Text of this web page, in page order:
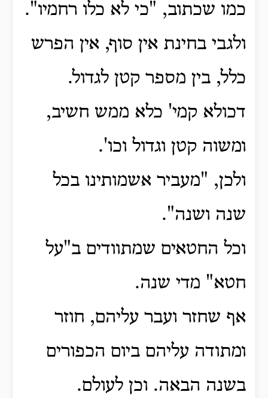
כמו שכתוב, "כי לא כלו רחמיו".
ולגבי בחינת אין סוף, אין הפרש
כלל, בין מספר קטן לגדול.
דכולא קמי' כלא ממש חשיב,
ומשוה קטן וגדול וכו'.
ולכן, "מעביר אשמותינו בכל
שנה ושנה".
וכל החטאים שמתוודים ב"על
חטא" מדי שנה.
אף שחזר ועבר עליהם, חוזר
ומתודה עליהם ביום הכפורים
בשנה הבאה. וכן לעולם.